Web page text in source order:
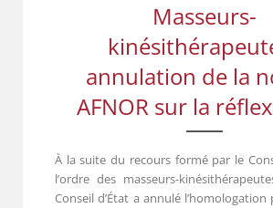
Masseurs-
annulation de la
AFNOR sur la
À la suite du recours formé par le
l’ordre des masseurs-
Conseil d’État a annulé l’homologation